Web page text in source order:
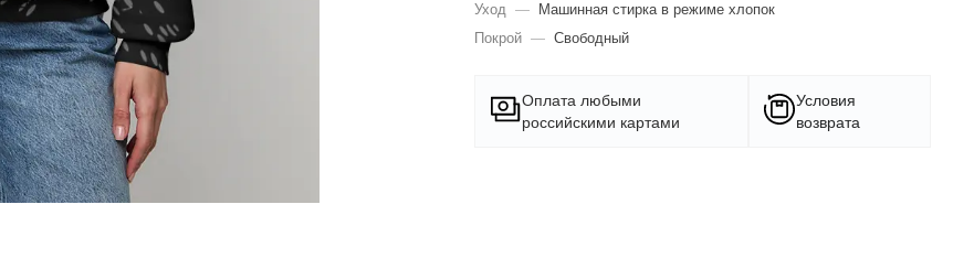
Уход —
Машинная стирка в режиме хлопок
Покрой — Свободный
Оплата любыми
российскими картами
Условия
возврата